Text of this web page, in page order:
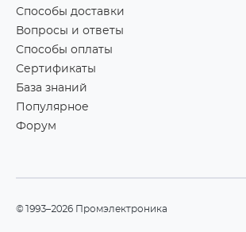
Способы доставки
Вопросы и ответы
Способы оплаты
Сертификаты
База знаний
Популярное
Форум
©1993–2026 Промэлектроника